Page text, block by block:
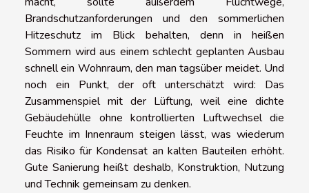
Brandschutzanforderungen und den sommerlichen
Hitzeschutz im Blick behalten, denn in heißen
Sommern wird aus einem schlecht geplanten Ausbau
schnell ein Wohnraum, den man tagsüber meidet. Und
noch ein Punkt, der oft unterschätzt wird: Das
Zusammenspiel mit der Lüftung, weil eine dichte
Gebäudehülle ohne kontrollierten Luftwechsel die
Feuchte im Innenraum steigen lässt, was wiederum
das Risiko für Kondensat an kalten Bauteilen erhöht.
Gute Sanierung heißt deshalb, Konstruktion, Nutzung
und Technik gemeinsam zu denken.